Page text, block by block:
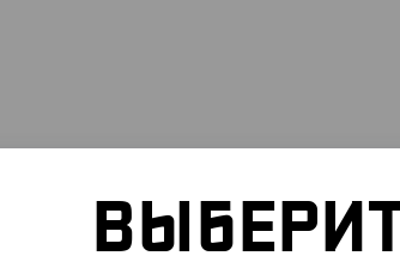
используют для упаковки разных
пыли и влаги в упакованные вещи.
можно использовать многократно. Пакеты